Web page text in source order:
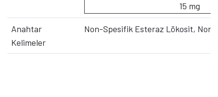
15 mg
Anahtar
Kelimeler
Non-Spesifik Esteraz Lökosit,